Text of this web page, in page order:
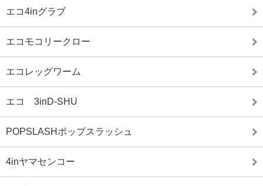
エコ4inグラブ
エコモコリークロー
エコレッグワーム
エコ 3inD-SHU
POPSLASHポップスラッシュ
4inヤマセンコー